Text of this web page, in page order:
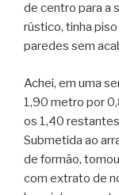
de centro para a
rústico, tinha
paredes sem
Achei, em uma
1,90 metro por
os 1,40
Submetida ao
de formão,
com extrato de